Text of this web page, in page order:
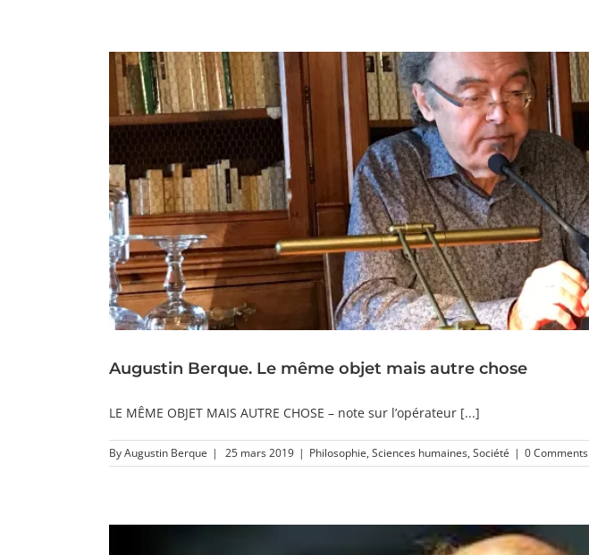
Augustin Berque. Le même objet mais autre chose
LE MÊME OBJET MAIS AUTRE CHOSE – note sur l’opérateur [...]
ByAugustin Berque | 25 mars 2019 | Philosophie, Sciences humaines, Société | 0 Comments